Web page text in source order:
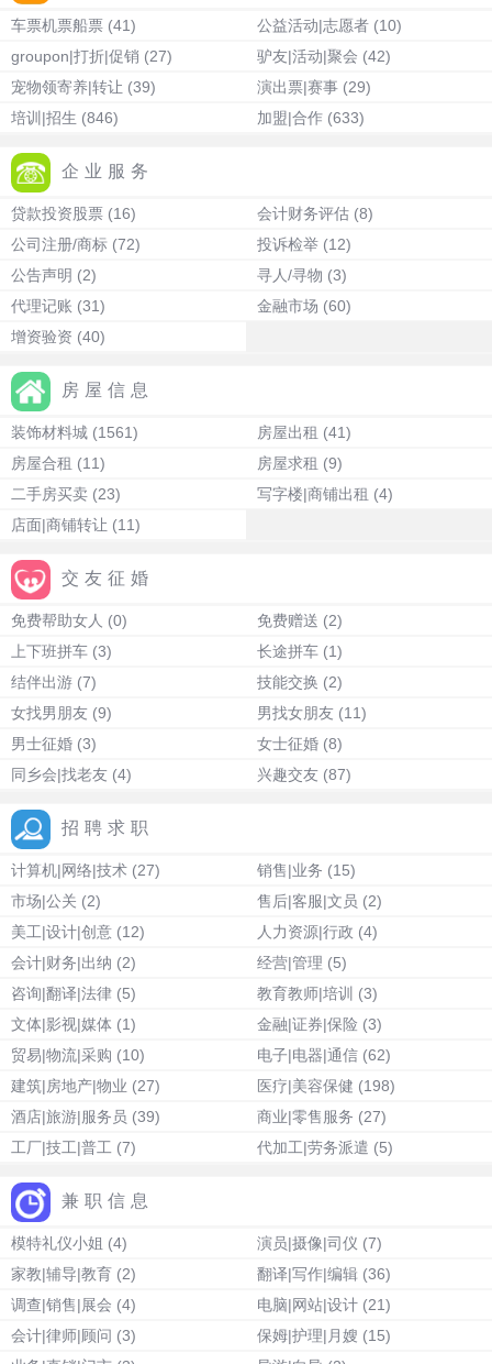
车票机票船票 (41) 公益活动|志愿者 (10)
groupon|打折|促销 (27) 驴友|活动|聚会 (42)
宠物领寄养|转让 (39) 演出票|赛事 (29)
培训|招生 (846) 加盟|合作 (633)
企业服务
贷款投资股票 (16) 会计财务评估 (8)
公司注册/商标 (72) 投诉检举 (12)
公告声明 (2) 寻人/寻物 (3)
代理记账 (31) 金融市场 (60)
增资验资 (40)
房屋信息
装饰材料城 (1561) 房屋出租 (41)
房屋合租 (11) 房屋求租 (9)
二手房买卖 (23) 写字楼|商铺出租 (4)
店面|商铺转让 (11)
交友征婚
免费帮助女人 (0) 免费赠送 (2)
上下班拼车 (3) 长途拼车 (1)
结伴出游 (7) 技能交换 (2)
女找男朋友 (9) 男找女朋友 (11)
男士征婚 (3) 女士征婚 (8)
同乡会|找老友 (4) 兴趣交友 (87)
招聘求职
计算机|网络|技术 (27) 销售|业务 (15)
市场|公关 (2) 售后|客服|文员 (2)
美工|设计|创意 (12) 人力资源|行政 (4)
会计|财务|出纳 (2) 经营|管理 (5)
咨询|翻译|法律 (5) 教育教师|培训 (3)
文体|影视|媒体 (1) 金融|证券|保险 (3)
贸易|物流|采购 (10) 电子|电器|通信 (62)
建筑|房地产|物业 (27) 医疗|美容保健 (198)
酒店|旅游|服务员 (39) 商业|零售服务 (27)
工厂|技工|普工 (7) 代加工|劳务派遣 (5)
兼职信息
模特礼仪小姐 (4) 演员|摄像|司仪 (7)
家教|辅导|教育 (2) 翻译|写作|编辑 (36)
调查|销售|展会 (4) 电脑|网站|设计 (21)
会计|律师|顾问 (3) 保姆|护理|月嫂 (15)